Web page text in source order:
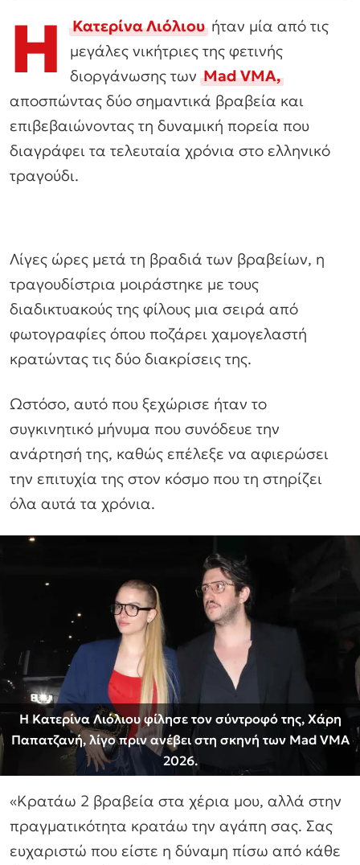
Η Κατερίνα Λιόλιουήταν μία από τις
μεγάλες νικήτριες της φετινής
διοργάνωσης τωνMad VMA,
αποσπώντας δύο σημαντικά βραβεία και
επιβεβαιώνοντας τη δυναμική πορεία που
διαγράφει τα τελευταία χρόνια στο ελληνικό
τραγούδι.
Λίγες ώρες μετά τη βραδιά των βραβείων, η
τραγουδίστρια μοιράστηκε με τους
διαδικτυακούς της φίλους μια σειρά από
φωτογραφίες όπου ποζάρει χαμογελαστή
κρατώντας τις δύο διακρίσεις της.
Ωστόσο, αυτό που ξεχώρισε ήταν το
συγκινητικό μήνυμα που συνόδευε την
ανάρτησή της, καθώς επέλεξε να αφιερώσει
την επιτυχία της στον κόσμο που τη στηρίζει
όλα αυτά τα χρόνια.
Η Κατερίνα Λιόλιου φίλησε τον σύντροφό της, Χάρη
Παπατζανή, λίγο πριν ανέβει στη σκηνή των Mad VMA
2026.
«Κρατάω 2 βραβεία στα χέρια μου, αλλά στην
πραγματικότητα κρατάω την αγάπη σας. Σας
ευχαριστώ που είστε η δύναμη πίσω από κάθε